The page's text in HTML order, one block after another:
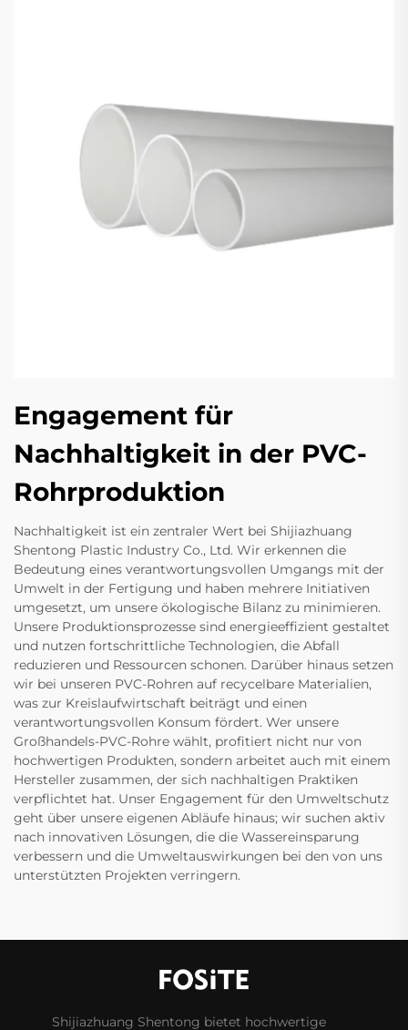
Engagement für
Nachhaltigkeit in der PVC-
Rohrproduktion
Nachhaltigkeit ist ein zentraler Wert bei Shijiazhuang
Shentong Plastic Industry Co., Ltd. Wir erkennen die
Bedeutung eines verantwortungsvollen Umgangs mit der
Umwelt in der Fertigung und haben mehrere Initiativen
umgesetzt, um unsere ökologische Bilanz zu minimieren.
Unsere Produktionsprozesse sind energieeffizient gestaltet
und nutzen fortschrittliche Technologien, die Abfall
reduzieren und Ressourcen schonen. Darüber hinaus setzen
wir bei unseren PVC-Rohren auf recycelbare Materialien,
was zur Kreislaufwirtschaft beiträgt und einen
verantwortungsvollen Konsum fördert. Wer unsere
Großhandels-PVC-Rohre wählt, profitiert nicht nur von
hochwertigen Produkten, sondern arbeitet auch mit einem
Hersteller zusammen, der sich nachhaltigen Praktiken
verpflichtet hat. Unser Engagement für den Umweltschutz
geht über unsere eigenen Abläufe hinaus; wir suchen aktiv
nach innovativen Lösungen, die die Wassereinsparung
verbessern und die Umweltauswirkungen bei den von uns
unterstützten Projekten verringern.
Shijiazhuang Shentong bietet hochwertige